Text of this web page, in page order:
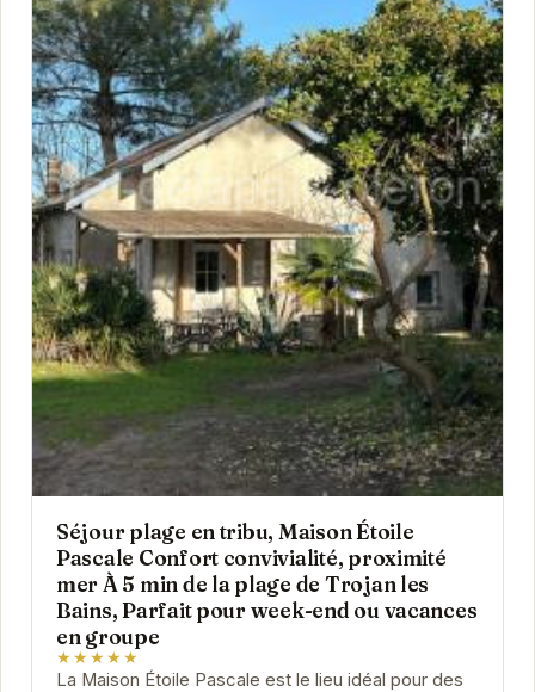
Séjour plage en tribu, Maison Étoile
Pascale Confort convivialité, proximité
mer À 5 min de la plage de Trojan les
Bains, Parfait pour week-end ou vacances
en groupe
★★★★★
La Maison Étoile Pascale est le lieu idéal pour des